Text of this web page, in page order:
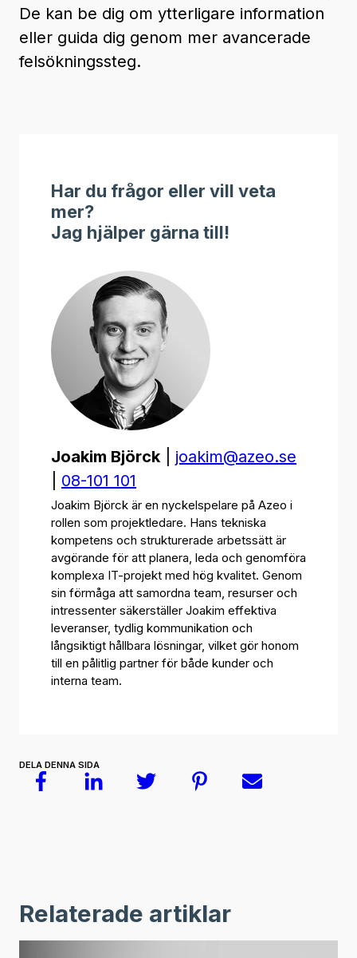
De kan be dig om ytterligare information
eller guida dig genom mer avancerade
felsökningssteg.
Har du frågor eller vill veta
mer?
Jag hjälper gärna till!
Joakim Björck
joakim@azeo.se
08-101 101
Joakim Björck är en nyckelspelare på Azeo i
rollen som projektledare. Hans tekniska
kompetens och strukturerade arbetssätt är
avgörande för att planera, leda och genomföra
komplexa IT-projekt med hög kvalitet. Genom
sin förmåga att samordna team, resurser och
intressenter säkerställer Joakim effektiva
leveranser, tydlig kommunikation och
långsiktigt hållbara lösningar, vilket gör honom
till en pålitlig partner för både kunder och
interna team.
DELA DENNA SIDA
Relaterade artiklar